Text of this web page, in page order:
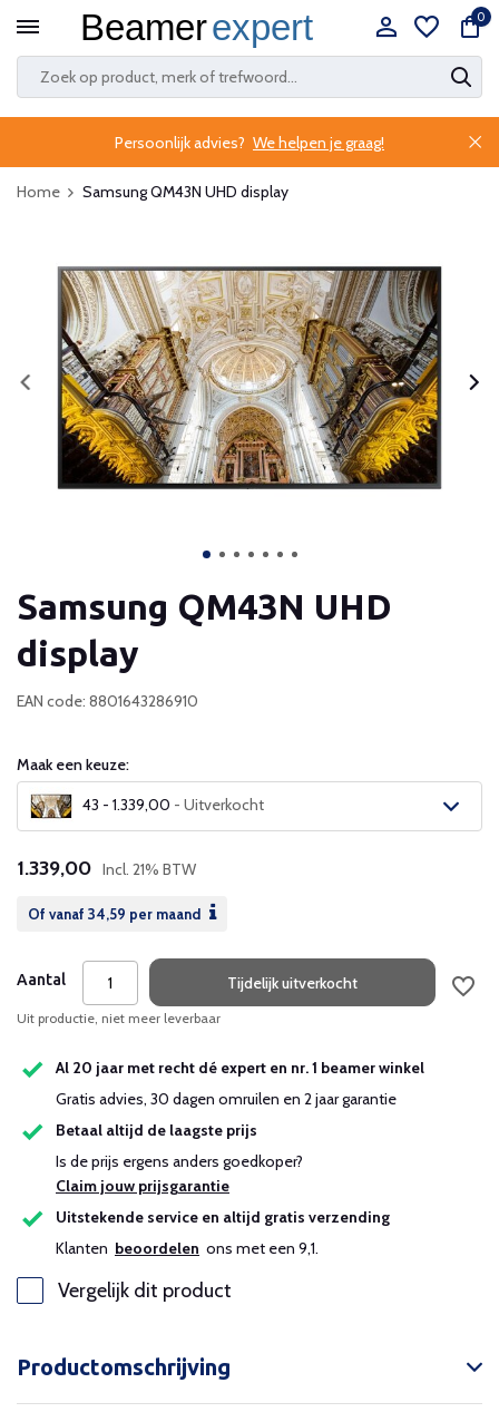
0
Persoonlijk advies? We helpen je graag!
Home Samsung QM43N UHD display
Samsung QM43N UHD
display
EAN code: 8801643286910
Maak een keuze:
43 - 1.339,00 - Uitverkocht
Uitverkocht
1.339,00 Incl. 21% BTW
Of vanaf 34,59 per maand
Aantal Tijdelijk uitverkocht
Uit productie, niet meer leverbaar
Al 20 jaar met recht dé expert en nr. 1 beamer winkel
Gratis advies, 30 dagen omruilen en 2 jaar garantie
Betaal altijd de laagste prijs
Is de prijs ergens anders goedkoper?
Claim jouw prijsgarantie
Uitstekende service en altijd gratis verzending
Klanten beoordelen ons met een 9,1.
Vergelijk dit product
Productomschrijving